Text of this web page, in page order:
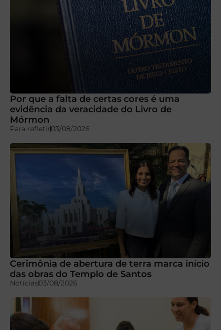
Por que a falta de certas cores é uma
evidência da veracidade do Livro de
Mórmon
Para refletir03/08/2026
Cerimônia de abertura de terra marca início
das obras do Templo de Santos
Notícias03/08/2026